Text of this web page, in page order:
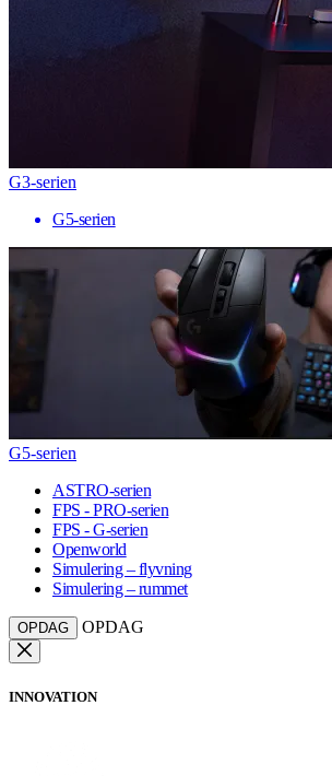
G3-serien
G5-serien
G5-serien
ASTRO-serien
FPS - PRO-serien
FPS - G-serien
Openworld
Simulering – flyvning
Simulering – rummet
OPDAG OPDAG
INNOVATION